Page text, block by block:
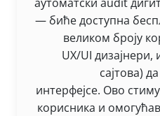
— биће доступна
великом броју
UX/UI дизајнери,
сајтова)
интерфејсе. Ово
корисника и